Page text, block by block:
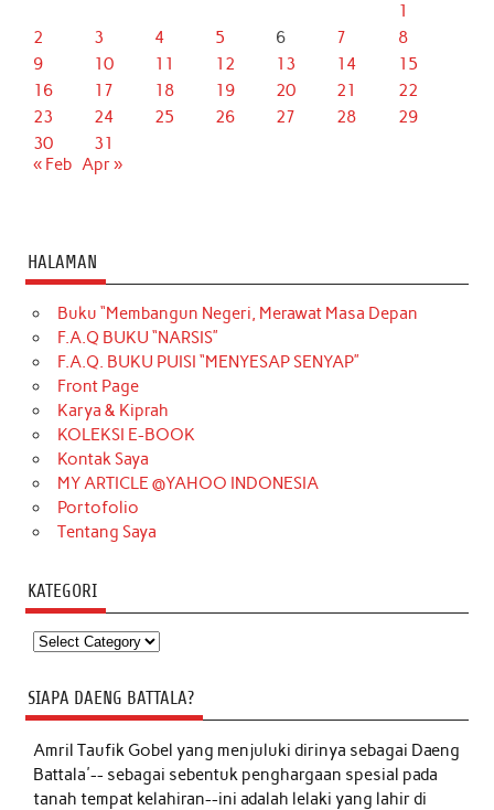
1
2
3 4 5 6 7
8
9
10 11 12 13 14
15
16
17 18 19 20 21
22
23
24 25 26 27 28
29
30
31
« Feb Apr »
HALAMAN
Buku “Membangun Negeri, Merawat Masa Depan
F.A.Q BUKU “NARSIS”
F.A.Q. BUKU PUISI “MENYESAP SENYAP”
Front Page
Karya & Kiprah
KOLEKSI E-BOOK
Kontak Saya
MY ARTICLE @YAHOO INDONESIA
Portofolio
Tentang Saya
KATEGORI
Kategori
SIAPA DAENG BATTALA?
Amril Taufik Gobelyang menjuluki dirinya sebagai Daeng
Battala'-- sebagai sebentuk penghargaan spesial pada
tanah tempat kelahiran--ini adalah lelaki yang lahir di